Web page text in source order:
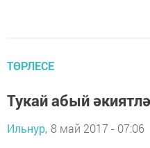
ТӨРЛЕСЕ
Тукай абый
Ильнур, 8 май 2017 - 07:06